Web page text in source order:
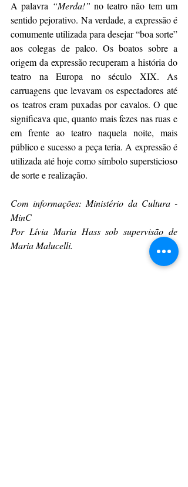
A palavra “Merda!” no teatro não tem um
sentido pejorativo. Na verdade, a expressão é
comumente utilizada para desejar “boa sorte”
aos colegas de palco. Os boatos sobre a
origem da expressão recuperam a história do
teatro na Europa no século XIX. As
carruagens que levavam os espectadores até
os teatros eram puxadas por cavalos. O que
significava que, quanto mais fezes nas ruas e
em frente ao teatro naquela noite, mais
público e sucesso a peça teria. A expressão é
utilizada até hoje como símbolo supersticioso
de sorte e realização.
Com informações: Ministério da Cultura -
MinC
Por Lívia Maria Hass sob supervisão de
Maria Malucelli.